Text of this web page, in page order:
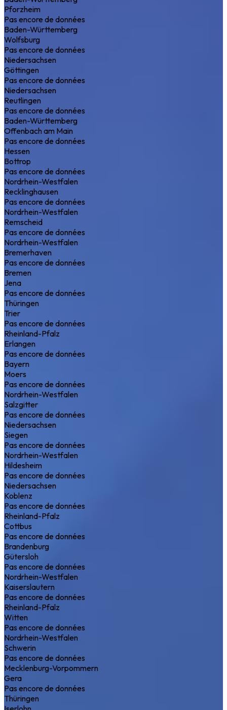
Pforzheim
Pas encore de données
Baden-Württemberg
Wolfsburg
Pas encore de données
Niedersachsen
Göttingen
Pas encore de données
Niedersachsen
Reutlingen
Pas encore de données
Baden-Württemberg
Offenbach am Main
Pas encore de données
Hessen
Bottrop
Pas encore de données
Nordrhein-Westfalen
Recklinghausen
Pas encore de données
Nordrhein-Westfalen
Remscheid
Pas encore de données
Nordrhein-Westfalen
Bremerhaven
Pas encore de données
Bremen
Jena
Pas encore de données
Thüringen
Trier
Pas encore de données
Rheinland-Pfalz
Erlangen
Pas encore de données
Bayern
Moers
Pas encore de données
Nordrhein-Westfalen
Salzgitter
Pas encore de données
Niedersachsen
Siegen
Pas encore de données
Nordrhein-Westfalen
Hildesheim
Pas encore de données
Niedersachsen
Koblenz
Pas encore de données
Rheinland-Pfalz
Cottbus
Pas encore de données
Brandenburg
Gütersloh
Pas encore de données
Nordrhein-Westfalen
Kaiserslautern
Pas encore de données
Rheinland-Pfalz
Witten
Pas encore de données
Nordrhein-Westfalen
Schwerin
Pas encore de données
Mecklenburg-Vorpommern
Gera
Pas encore de données
Thüringen